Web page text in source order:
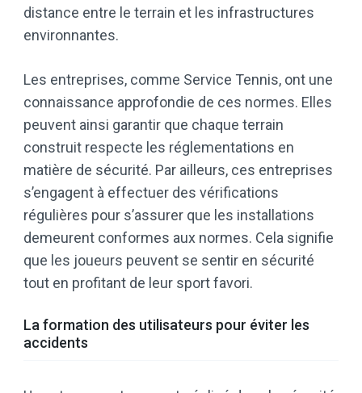
distance entre le terrain et les infrastructures
environnantes.
Les entreprises, comme Service Tennis, ont une
connaissance approfondie de ces normes. Elles
peuvent ainsi garantir que chaque terrain
construit respecte les réglementations en
matière de sécurité. Par ailleurs, ces entreprises
s’engagent à effectuer des vérifications
régulières pour s’assurer que les installations
demeurent conformes aux normes. Cela signifie
que les joueurs peuvent se sentir en sécurité
tout en profitant de leur sport favori.
La formation des utilisateurs pour éviter les
accidents